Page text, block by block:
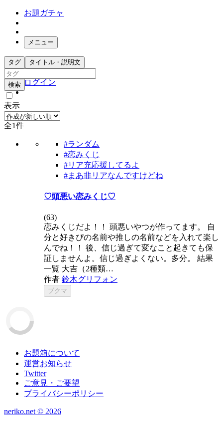
お題ガチャ
メニュー
お題箱
ガチャ検索
ログイン
タグ タイトル・説明文
検索
表示
全1件
#ランダム
#恋みくじ
#リア充応援してるよ
#まあ非リアなんですけどね
♡頭悪い恋みくじ♡
(63)
恋みくじだよ！！ 頭悪いやつが作ってます。 自
分と好きぴの名前や推しの名前などを入れて楽し
んでね！！ 後、信じ過ぎて変なこと起きても保
証しませんよ。信じ過ぎよくない。多分。 結果
一覧 大吉（2種類…
作者 鈴木グリフォン
ブクマ
お題箱について
運営お知らせ
Twitter
ご意見・ご要望
プライバシーポリシー
neriko.net © 2026